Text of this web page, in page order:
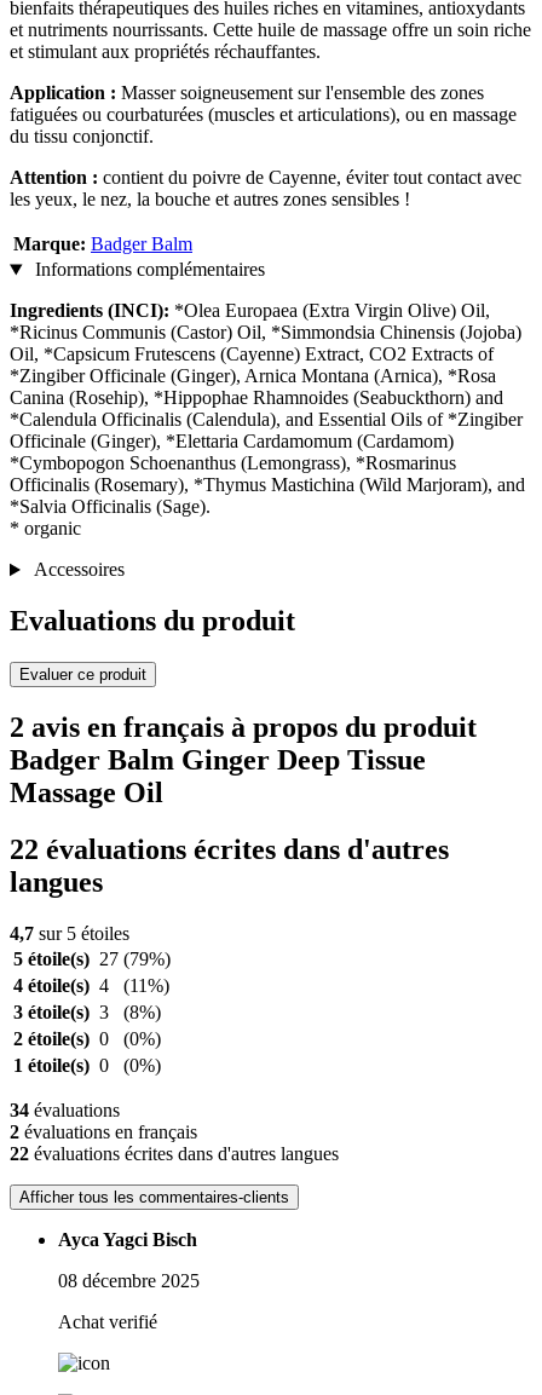
bienfaits thérapeutiques des huiles riches en vitamines, antioxydants
et nutriments nourrissants. Cette huile de massage offre un soin riche
et stimulant aux propriétés réchauffantes.
Application : Masser soigneusement sur l'ensemble des zones
fatiguées ou courbaturées (muscles et articulations), ou en massage
du tissu conjonctif.
Attention : contient du poivre de Cayenne, éviter tout contact avec
les yeux, le nez, la bouche et autres zones sensibles !
Marque: Badger Balm
Informations complémentaires
Ingredients (INCI): *Olea Europaea (Extra Virgin Olive) Oil,
*Ricinus Communis (Castor) Oil, *Simmondsia Chinensis (Jojoba)
Oil, *Capsicum Frutescens (Cayenne) Extract, CO2 Extracts of
*Zingiber Officinale (Ginger), Arnica Montana (Arnica), *Rosa
Canina (Rosehip), *Hippophae Rhamnoides (Seabuckthorn) and
*Calendula Officinalis (Calendula), and Essential Oils of *Zingiber
Officinale (Ginger), *Elettaria Cardamomum (Cardamom)
*Cymbopogon Schoenanthus (Lemongrass), *Rosmarinus
Officinalis (Rosemary), *Thymus Mastichina (Wild Marjoram), and
*Salvia Officinalis (Sage).
* organic
Accessoires
Evaluations du produit
Evaluer ce produit
2 avis en français à propos du produit
Badger Balm Ginger Deep Tissue
Massage Oil
22 évaluations écrites dans d'autres
langues
4,7 sur 5 étoiles
5 étoile(s) 27 (79%)
4 étoile(s) 4
(11%)
3 étoile(s) 3
(8%)
2 étoile(s) 0
(0%)
1 étoile(s) 0 (0%)
34 évaluations
2 évaluations en français
22 évaluations écrites dans d'autres langues
Afficher tous les commentaires-clients
Ayca Yagci Bisch
08 décembre 2025
Achat verifié